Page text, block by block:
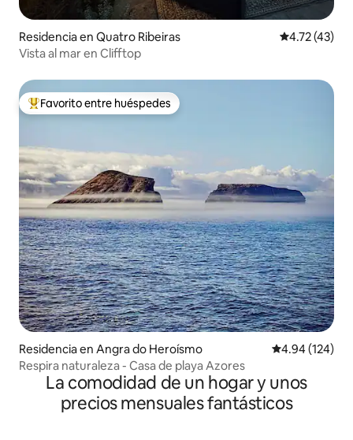
Residencia en Quatro Ribeiras Calificación
4.72 (43)
Vista al mar en Clifftop
De los mejores en Favorito entre huéspedes
Favorito entre huéspedes
Residencia en Angra do Heroísmo Calificación
4.94 (124)
Respira naturaleza - Casa de playa Azores
La comodidad de un hogar y unos
precios mensuales fantásticos